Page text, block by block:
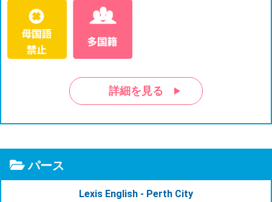
詳細を見る
パース
Lexis English - Perth City